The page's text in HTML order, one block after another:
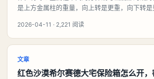
是上方金属柱的重量，向上转是更重，向下转
2026-04-11 · 2,221 阅读
文章
红色沙漠希尔赛德大宅保险箱怎么开